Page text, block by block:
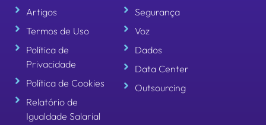
Artigos
Termos de Uso
Política de
Privacidade
Política de Cookies
Relatório de
Igualdade Salarial
Segurança
Voz
Dados
Data Center
Outsourcing